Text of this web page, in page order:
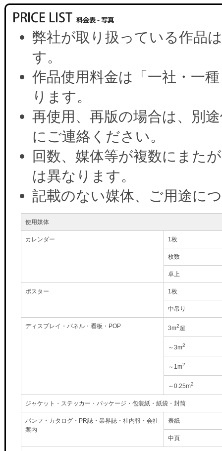
弊社が取り扱っている作品
す。
作品使用料金は「一社・一
ります。
再使用、再版の場合は、別
にご連絡ください。
回数、媒体等が複数にまた
は異なります。
記載のない媒体、ご用途に
使用媒体
カレンダー 1枚
枚数
卓上
ポスター 1枚
中吊り
ディスプレイ・パネル・看板・POP 3m2超
～3m2
～1m2
～0.25m2
ジャケット・ステッカー・パッケージ・包装紙・紙袋・封筒
パンフ・カタログ・PR誌・業界誌・社内報・会社
案内
表紙
中頁